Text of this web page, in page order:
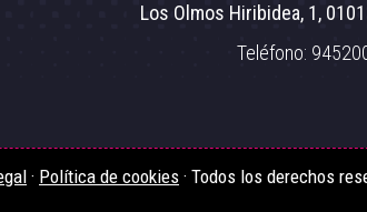
Los Olmos Hiribidea, 1,
Teléfono:
· Política de cookies · Todos los derechos